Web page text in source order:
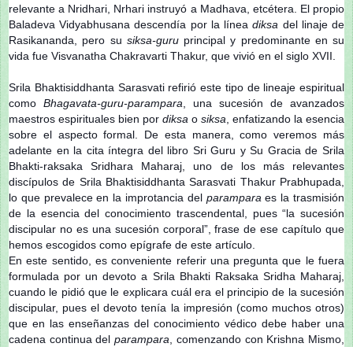
relevante a Nridhari, Nrhari instruyó a Madhava, etcétera. El propio
Baladeva Vidyabhusana descendía por la líneadiksa del linaje de
Rasikananda, pero su siksa-guruprincipal y predominante en su
vida fue Visvanatha Chakravarti Thakur, que vivió en el siglo XVII.
Srila Bhaktisiddhanta Sarasvati refirió este tipo de lineaje espiritual
como Bhagavata-guru-parampara , una sucesión de avanzados
maestros espirituales bien por diksa o siksa , enfatizando la esencia
sobre el aspecto formal. De esta manera, como veremos más
adelante en la cita íntegra del libro Sri Guru y Su Gracia de Srila
Bhakti-raksaka Sridhara Maharaj, uno de los más relevantes
discípulos de Srila Bhaktisiddhanta Sarasvati Thakur Prabhupada,
lo que prevalece en la improtancia del parampara es la trasmisión
de la esencia del conocimiento trascendental, pues “la sucesión
discipular no es una sucesión corporal”, frase de ese capítulo que
hemos escogidos como epígrafe de este artículo.
En este sentido, es conveniente referir una pregunta que le fuera
formulada por un devoto a Srila Bhakti Raksaka Sridha Maharaj,
cuando le pidió que le explicara cuál era el principio de la sucesión
discipular, pues el devoto tenía la impresión (como muchos otros)
que en las enseñanzas del conocimiento védico debe haber una
cadena continua delparampara , comenzando con Krishna Mismo,